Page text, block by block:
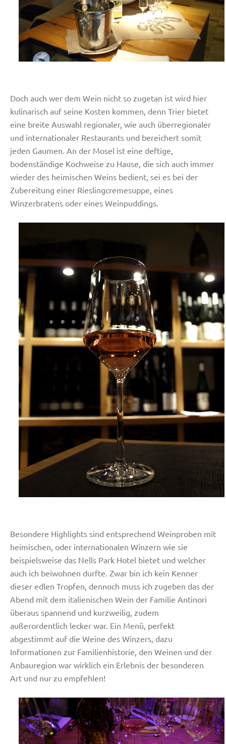
Doch auch wer dem Wein nicht so zugetan ist wird hier
kulinarisch auf seine Kosten kommen, denn Trier bietet
eine breite Auswahl regionaler, wie auch überregionaler
und internationaler Restaurants und bereichert somit
jeden Gaumen. An der Mosel ist eine deftige,
bodenständige Kochweise zu Hause, die sich auch immer
wieder des heimischen Weins bedient, sei es bei der
Zubereitung einer Rieslingcremesuppe, eines
Winzerbratens oder eines Weinpuddings.
Besondere Highlights sind entsprechend Weinproben mit
heimischen, oder internationalen Winzern wie sie
beispielsweise das Nells Park Hotel bietet und welcher
auch ich beiwohnen durfte. Zwar bin ich kein Kenner
dieser edlen Tropfen, dennoch muss ich zugeben das der
Abend mit dem italienischen Wein der Familie Antinori
überaus spannend und kurzweilig, zudem
außerordentlich lecker war. Ein Menü, perfekt
abgestimmt auf die Weine des Winzers, dazu
Informationen zur Familienhistorie, den Weinen und der
Anbauregion war wirklich ein Erlebnis der besonderen
Art und nur zu empfehlen!